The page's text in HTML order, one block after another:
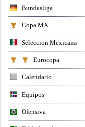
Bundesliga
Copa MX
Seleccion Mexicana
Eurocopa
Calendario
Equipos
Ofensiva